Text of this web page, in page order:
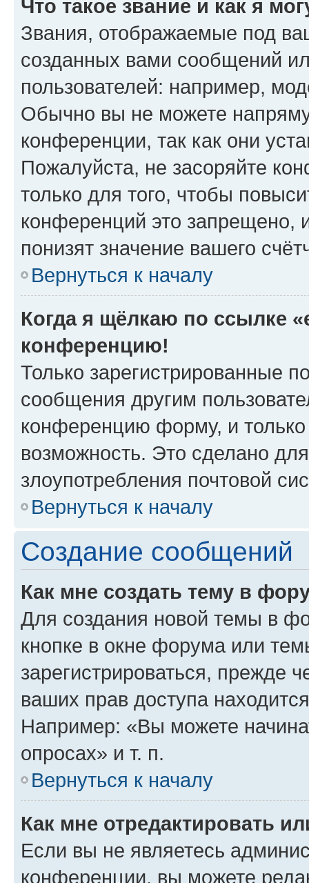
Что такое звание и как я
Звания, отображаемые под
созданных вами сообщений
пользователей: например,
Обычно вы не можете
конференции, так как они
Пожалуйста, не засоряйте
только для того, чтобы
конференций это запрещено,
понизят значение вашего
Вернуться к началу
Когда я щёлкаю по ссылке
конференцию!
Только зарегистрированные
сообщения другим
конференцию форму, и
возможность. Это сделано
злоупотребления почтовой
Вернуться к началу
Создание сообщений
Как мне создать тему в
Для создания новой темы в
кнопке в окне форума или
зарегистрироваться, прежде
ваших прав доступа
Например: «Вы можете
опросах» и т. п.
Вернуться к началу
Как мне отредактировать
Если вы не являетесь
конференции, вы можете